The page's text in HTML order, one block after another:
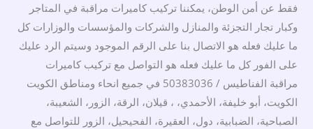
فقط عن أمن الوطن، يمكننا تركيب كاميرات مراقبة في المتاجر
وكبار تجار التجزئة والمنازل والشركات والمؤسسات والوزارات كل
ما عليك فعله هو الاتصال بنا على الرقم الموجود وسيتم الرد عليك
على الفور كل ما عليك فعله هو التواصل مع تركيب كاميرات
مراقبة الفناطيس / 50383036 في جميع انحاء ومناطق الكويت
الكويت، أبو خليفة، الأحمدي، ، قيلان، الرقة، الزور، الشعيبة،
الصباحية، الضبابية، دول، العقيرة، الفحيحيل، الزور للتواصل مع